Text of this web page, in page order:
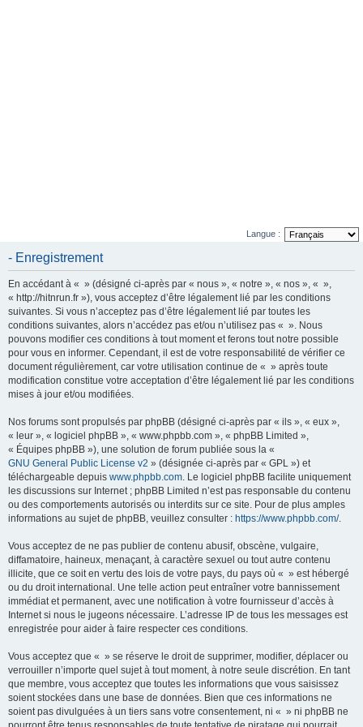
Langue :
- Enregistrement
En accédant à « » (désigné ci-après par « nous », « notre », « nos », « »,
« http://hitnrun.fr »), vous acceptez d’être légalement lié par les conditions
suivantes. Si vous n’acceptez pas d’être légalement lié par toutes les
conditions suivantes, alors n’accédez pas et/ou n’utilisez pas « ». Nous
pouvons modifier ces conditions à tout moment et ferons tout notre possible
pour vous en informer. Cependant, il est de votre responsabilité de vérifier ce
document régulièrement, car votre utilisation continue de « » après toute
modification constitue votre acceptation d’être légalement lié par les conditions
mises à jour et/ou modifiées.
Nos forums sont propulsés par phpBB (désigné ci-après par « ils », « eux »,
« leur », « logiciel phpBB », « www.phpbb.com », « phpBB Limited »,
« Équipes phpBB »), une solution de forum publiée sous la «
GNU General Public License v2 » (désignée ci-après par « GPL ») et
téléchargeable depuis www.phpbb.com. Le logiciel phpBB facilite uniquement
les discussions sur Internet ; phpBB Limited n’est pas responsable du contenu
ou des comportements autorisés ou interdits sur ce site. Pour de plus amples
informations au sujet de phpBB, veuillez consulter : https://www.phpbb.com/.
Vous acceptez de ne pas publier de contenu abusif, obscène, vulgaire,
diffamatoire, haineux, menaçant, à caractère sexuel ou tout autre contenu
illicite, que ce soit en vertu des lois de votre pays, du pays où « » est hébergé
ou du droit international. Une telle action peut entraîner votre bannissement
immédiat et permanent, avec une notification à votre fournisseur d’accès à
Internet si nous le jugeons nécessaire. L’adresse IP de tous les messages est
enregistrée pour aider à faire respecter ces conditions.
Vous acceptez que « » se réserve le droit de supprimer, modifier, déplacer ou
verrouiller n’importe quel sujet à tout moment, à notre seule discrétion. En tant
que membre, vous acceptez que toutes les informations que vous saisissez
soient stockées dans une base de données. Bien que ces informations ne
soient pas divulguées à un tiers sans votre consentement, ni « » ni phpBB ne